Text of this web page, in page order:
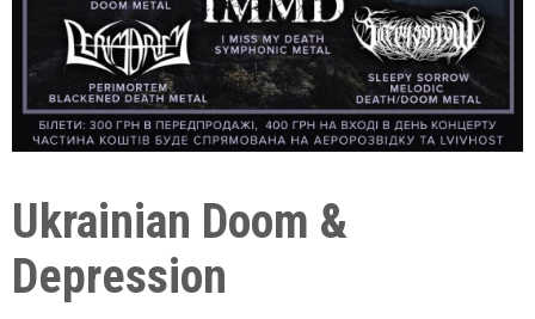
Ukrainian Doom &
Depression